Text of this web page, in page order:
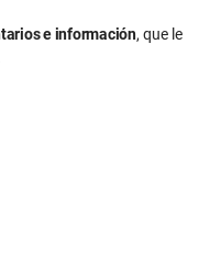
e información, que le